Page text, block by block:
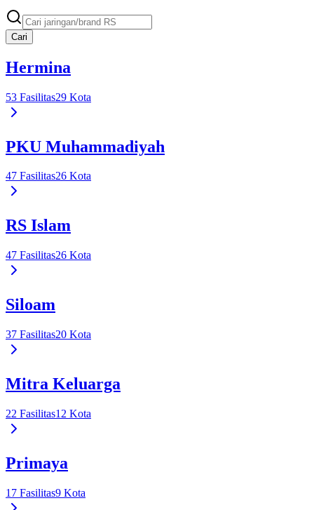
Cari
Hermina
53 Fasilitas29 Kota
PKU Muhammadiyah
47 Fasilitas26 Kota
RS Islam
47 Fasilitas26 Kota
Siloam
37 Fasilitas20 Kota
Mitra Keluarga
22 Fasilitas12 Kota
Primaya
17 Fasilitas9 Kota